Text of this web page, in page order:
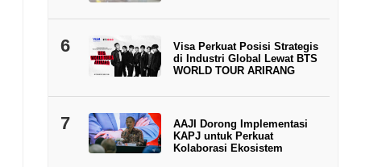
6
Visa Perkuat Posisi Strategis
di Industri Global Lewat BTS
WORLD TOUR ARIRANG
7
AAJI Dorong Implementasi
KAPJ untuk Perkuat
Kolaborasi Ekosistem